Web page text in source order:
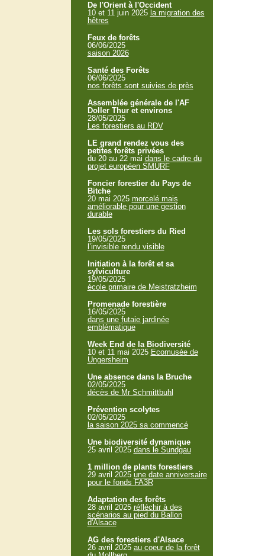
De l'Orient à l'Occident
10 et 11 juin 2025 la migration des
hêtres
Feux de forêts
06/06/2025
saison 2026
Santé des Forêts
06/06/2025
nos forêts sont suivies de près
Assemblée générale de l'AF
Doller Thur et environs
28/05/2025
Les forestiers au RDV
LE grand rendez vous des
petites forêts privées
du 20 au 22 mai dans le cadre du
projet européen SMURF
Foncier forestier du Pays de
Bitche
20 mai 2025 morcelé mais
améliorable pour une gestion
durable
Les sols forestiers du Ried
19/05/2025
l’invisible rendu visible
Initiation à la forêt et sa
sylviculture
19/05/2025
école primaire de Meistratzheim
Promenade forestière
16/05/2025
dans une futaie jardinée
emblématique
Week End de la Biodiversité
10 et 11 mai 2025 Ecomusée de
Ungersheim
Une absence dans la Bruche
02/05/2025
décès de Mr Schmittbuhl
Prévention scolytes
02/05/2025
la saison 2025 sa commencé
Une biodiversité dynamique
25 avril 2025 dans le Sundgau
1 million de plants forestiers
29 avril 2025 une date anniversaire
pour le fonds FA3R
Adaptation des forêts
28 avril 2025 réfléchir à des
scénarios au pied du Ballon
d'Alsace
AG des forestiers d'Alsace
26 avril 2025 au coeur de la forêt